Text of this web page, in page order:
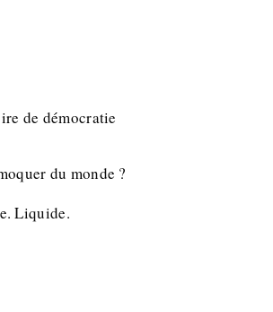
de démocratie
du monde ?
Liquide.